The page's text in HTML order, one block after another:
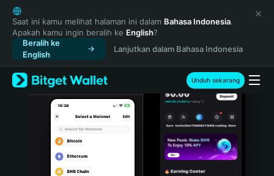
English
日本語
Tiếng Việt
Русский
Español (Latinoamérica)
Türkçe
Italiano
Português (Portugal)
Saat ini kamu melihat halaman ini dalam Bahasa Indonesia.
Apakah kamu ingin beralih ke English?
Beralih ke
English
Lanjutkan dalam Bahasa Indonesia
Unduh sekarang